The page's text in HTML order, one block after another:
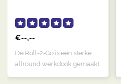
€--,--
De Roll-2-Go is een sterke
allround werkdook gemaakt